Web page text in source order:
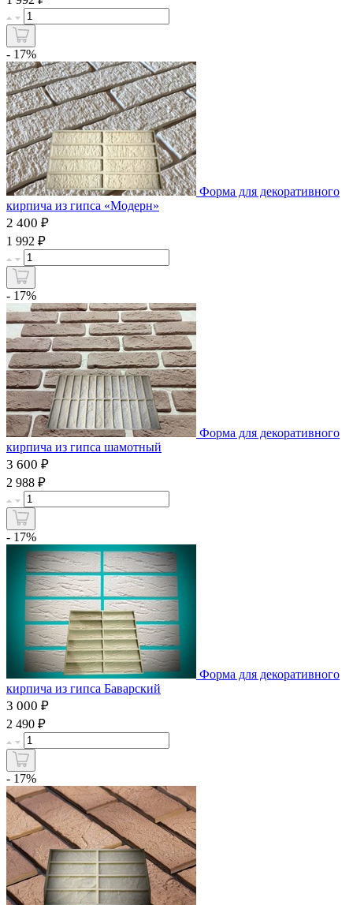
- 17%
Форма для декоративного
кирпича из гипса «Модерн»
2 400 ₽
1 992 ₽
- 17%
Форма для декоративного
кирпича из гипса шамотный
3 600 ₽
2 988 ₽
- 17%
Форма для декоративного
кирпича из гипса Баварский
3 000 ₽
2 490 ₽
- 17%